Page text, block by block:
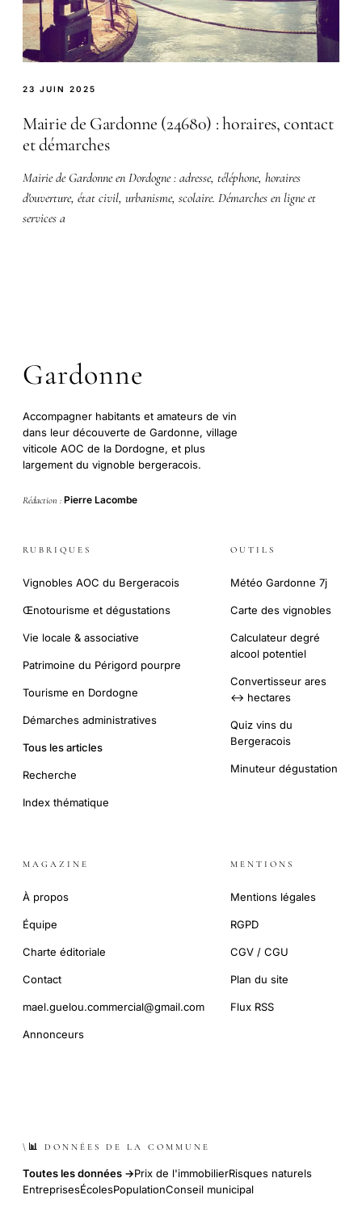
23 JUIN 2025
Mairie de Gardonne (24680) : horaires, contact
et démarches
Mairie de Gardonne en Dordogne : adresse, téléphone, horaires
d'ouverture, état civil, urbanisme, scolaire. Démarches en ligne et
services a
Gardonne
Accompagner habitants et amateurs de vin
dans leur découverte de Gardonne, village
viticole AOC de la Dordogne, et plus
largement du vignoble bergeracois.
Rédaction : Pierre Lacombe
RUBRIQUES
Vignobles AOC du Bergeracois
Œnotourisme et dégustations
Vie locale & associative
Patrimoine du Périgord pourpre
Tourisme en Dordogne
Démarches administratives
Tous les articles
Recherche
Index thématique
OUTILS
Météo Gardonne 7j
Carte des vignobles
Calculateur degré
alcool potentiel
Convertisseur ares
↔ hectares
Quiz vins du
Bergeracois
Minuteur dégustation
MAGAZINE
À propos
Équipe
Charte éditoriale
Contact
mael.guelou.commercial@gmail.com
Annonceurs
MENTIONS
Mentions légales
RGPD
CGV / CGU
Plan du site
Flux RSS
\📊 DONNÉES DE LA COMMUNE
Toutes les données →Prix de l'immobilierRisques naturels
EntreprisesÉcolesPopulationConseil municipal